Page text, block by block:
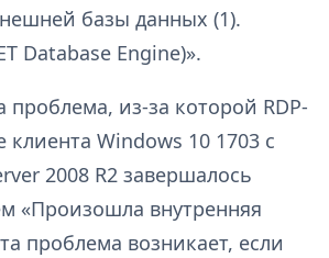
базы данных (1).
Database Engine)».
проблема, из-за которой RDP-
клиента Windows 10 1703 с
2008 R2 завершалось
«Произошла внутренняя
проблема возникает, если